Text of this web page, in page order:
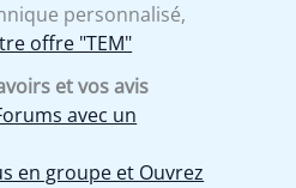
personnalisé,
offre "TEM"
et vos avis
avec un
en groupe et Ouvrez